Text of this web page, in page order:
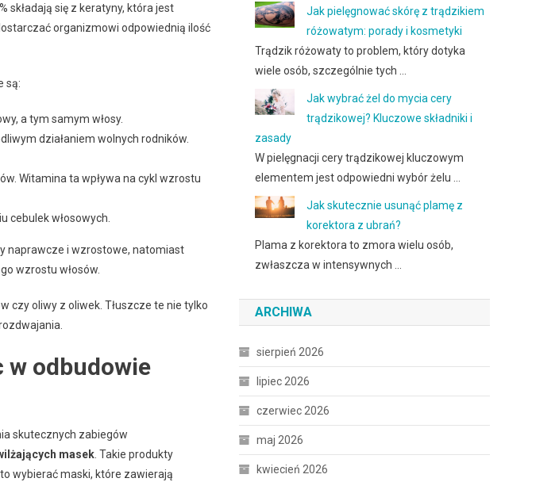
składają się z keratyny, która jest
organizmowi odpowiednią ilość
są:
a tym samym włosy.
działaniem wolnych rodników.
Witamina ta wpływa na cykl wzrostu
cebulek włosowych.
naprawcze i wzrostowe, natomiast
wzrostu włosów.
czy oliwy z oliwek. Tłuszcze te nie tylko
w odbudowie
skutecznych zabiegów
masek . Takie produkty
wybierać maski, które zawierają
Jak pielęgnować skórę z trądzikiem
różowatym: porady i kosmetyki
Trądzik różowaty to problem, który dotyka
wiele osób, szczególnie tych …
Jak wybrać żel do mycia cery
trądzikowej? Kluczowe składniki i
zasady
W pielęgnacji cery trądzikowej kluczowym
elementem jest odpowiedni wybór żelu …
Jak skutecznie usunąć plamę z
korektora z ubrań?
Plama z korektora to zmora wielu osób,
zwłaszcza w intensywnych …
ARCHIWA
sierpień 2026
lipiec 2026
czerwiec 2026
maj 2026
kwiecień 2026